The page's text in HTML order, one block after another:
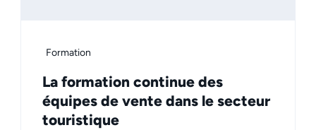
Formation
La formation continue des
équipes de vente dans le secteur
touristique